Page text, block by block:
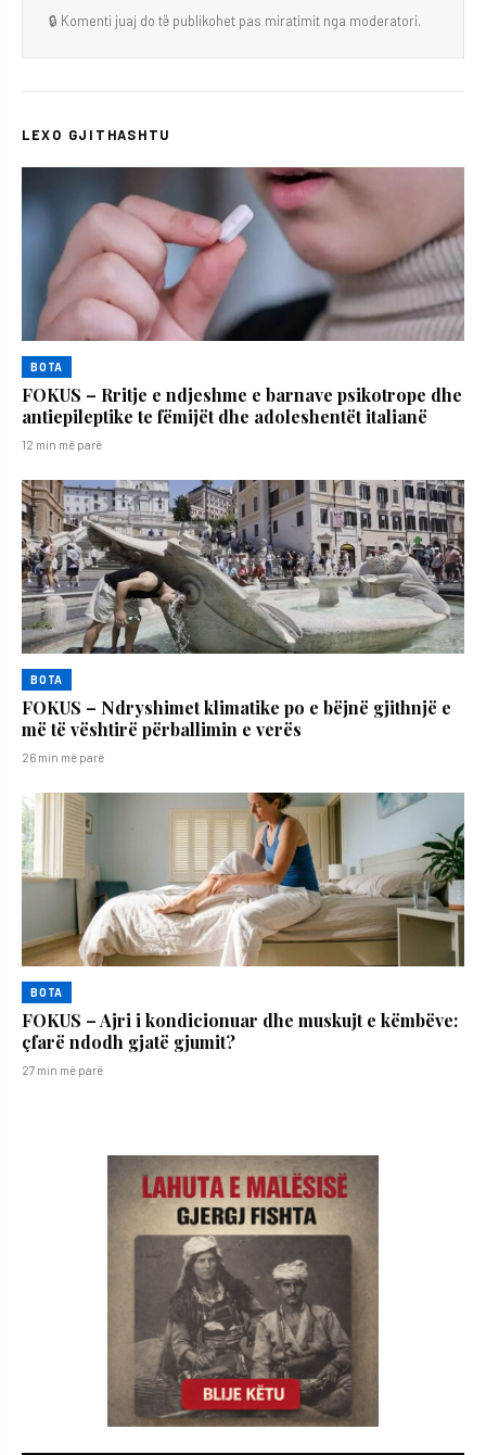
🔒 Komenti juaj do të publikohet pas miratimit nga moderatori.
LEXO GJITHASHTU
BOTA
FOKUS – Rritje e ndjeshme e barnave psikotrope dhe
antiepileptike te fëmijët dhe adoleshentët italianë
12 min më parë
BOTA
FOKUS – Ndryshimet klimatike po e bëjnë gjithnjë e
më të vështirë përballimin e verës
26 min më parë
BOTA
FOKUS – Ajri i kondicionuar dhe muskujt e këmbëve:
çfarë ndodh gjatë gjumit?
27 min më parë